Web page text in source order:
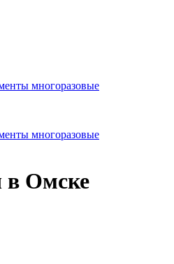
многоразовые
многоразовые
в Омске